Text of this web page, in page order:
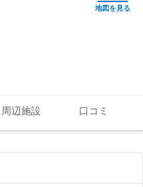
周辺施設 口コミ